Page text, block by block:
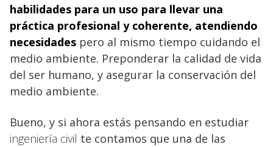
habilidades para un uso para llevar una
práctica profesional y coherente, atendiendo
necesidades pero al mismo tiempo cuidando el
medio ambiente. Preponderar la calidad de vida
del ser humano, y asegurar la conservación del
medio ambiente.
Bueno, y si ahora estás pensando en estudiar
ingeniería civil te contamos que una de las